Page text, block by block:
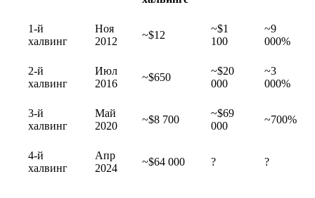
1-й
халвинг
Ноя
2012
~$12
~$1
100
~9
000%
2-й
халвинг
Июл
2016
~$650
~$20
000
~3
000%
3-й
халвинг
Май
2020
~$8 700
~$69
000
~700%
4-й
халвинг
Апр
2024
~$64 000 ? ?